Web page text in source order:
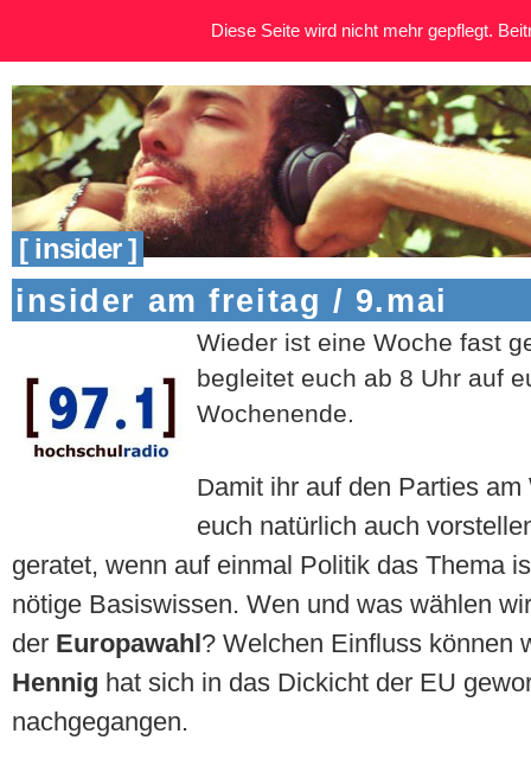
[ insider ]
insider am freitag / 9.mai
Wieder ist eine Woche fast
begleitet euch ab 8 Uhr auf
Wochenende.
Damit ihr auf den Parties
euch natürlich auch
geratet, wenn auf einmal Politik das Thema
nötige Basiswissen. Wen und was wählen
der Europawahl? Welchen Einfluss können
Hennig hat sich in das Dickicht der EU
nachgegangen.
Diese Seite wird nicht mehr gepflegt.